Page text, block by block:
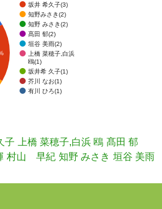
坂井 希久子(3)
知野みさき(2)
知野 みさき(2)
髙田 郁(2)
垣谷 美雨(2)
上橋 菜穂子,白浜
鴎(1)
坂井希 久子(1)
芥川 なお(1)
有川 ひろ(1)
子 上橋 菜穂子,白浜 鴎 髙田 郁
村山 早紀 知野 みさき 垣谷 美雨